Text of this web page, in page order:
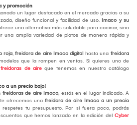
y promoción
un lugar destacado en el mercado gracias a su
diseño funcional y facilidad de uso. Imaco y su
una alternativa más saludable para cocinar, sino
una amplia variedad de platos de manera rápida y
roja, freidora de aire Imaco digital hasta una freidora
que la rompen en ventas. Si quieres uno de
de aire que tenemos en nuestro catálogo
a un precio bajo!
freidoras de aire Imaco, estás en el lugar indicado. A
ofrecemos una freidora de aire Imaco a un precio
tu presupuesto. Por si fuera poco, podrás
que hemos lanzado en la edición del Cyber